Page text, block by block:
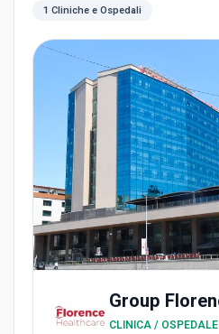
1 Cliniche e Ospedali
CLINICA / OSPEDALE